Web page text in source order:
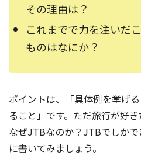
その理由は？
これまでで力を注いだ
ものはなにか？
ポイントは、「具体例を挙げ
ること」です。ただ旅行が好
なぜJTBなのか？JTBでしか
に書いてみましょう。